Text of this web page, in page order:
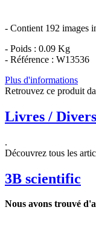
- Contient 192 images
- Poids : 0.09 Kg
- Référence : W13536
Plus d'informations
Retrouvez ce produit
Livres / Divers
.
Découvrez tous les
3B scientific
Nous avons trouvé